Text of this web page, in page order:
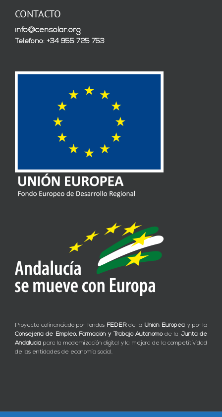
CONTACTO
info@censolar.org
Teléfono: +34 955 725 753
Proyecto cofinanciado por fondos FEDERde la Unión Europea y por la
Consejería de Empleo, Formación y Trabajo Autónomode la Junta de
Andalucía para la modernización digital y la mejora de la competitividad
de las entidades de economía social.